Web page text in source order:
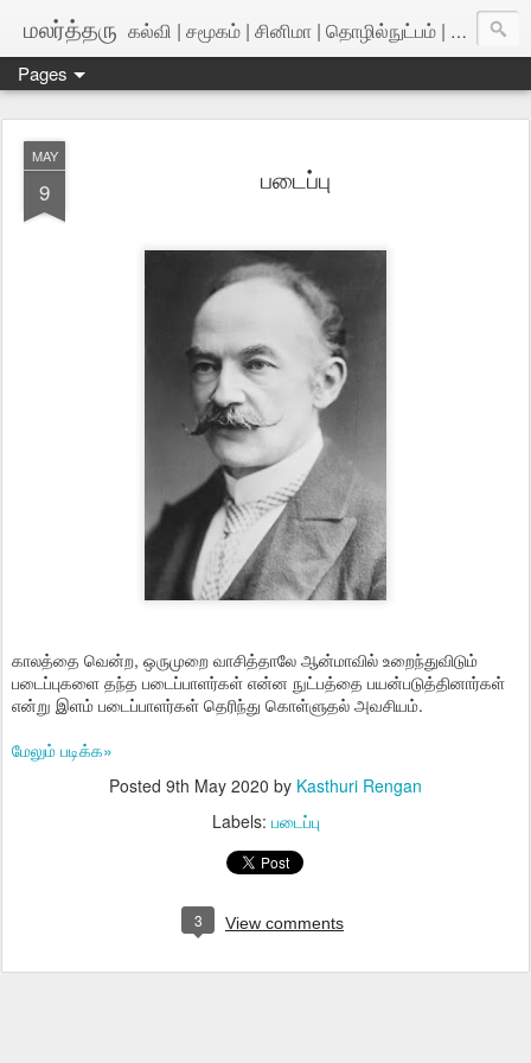
மலர்த்தரு கல்வி | சமூகம் | சினிமா | தொழில்நுட்பம் | அறிவியல்
Pages
MAY
9 படைப்பு
காலத்தை வென்ற, ஒருமுறை வாசித்தாலே ஆன்மாவில் உறைந்துவிடும்
படைப்புகளை தந்த படைப்பாளர்கள் என்ன நுட்பத்தை பயன்படுத்தினார்கள்
என்று இளம் படைப்பாளர்கள் தெரிந்து கொள்ளுதல் அவசியம்.
மேலும் படிக்க»
Posted 9th May 2020 by Kasthuri Rengan
Labels: படைப்பு
3 View comments